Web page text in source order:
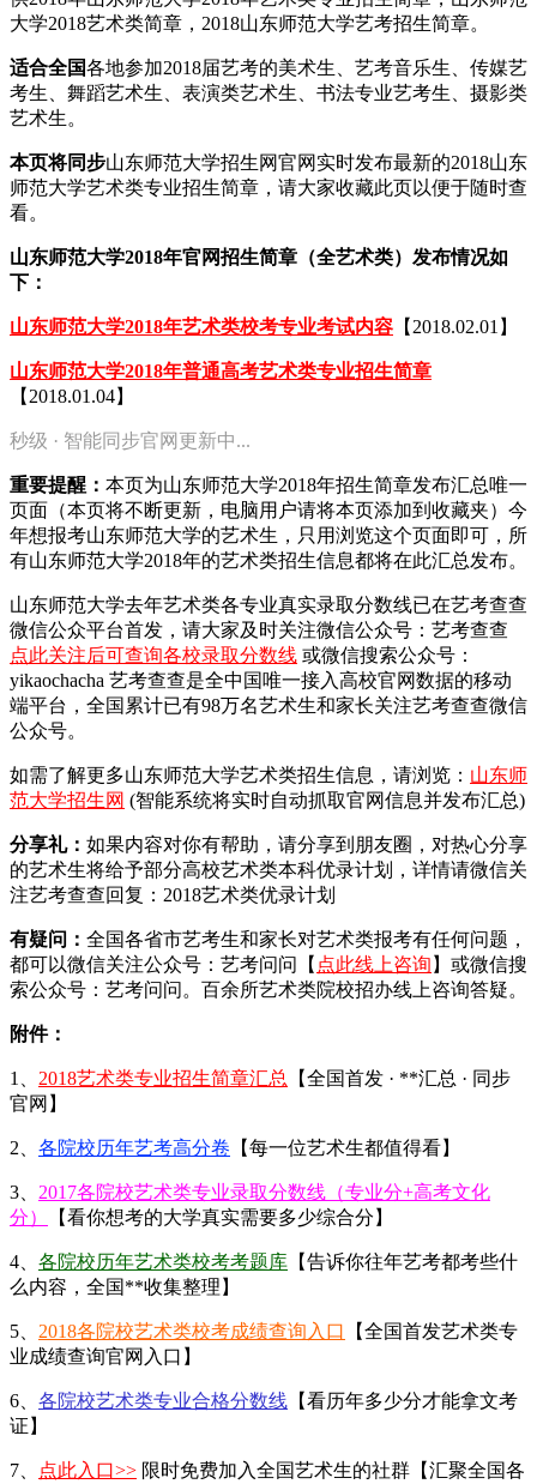
大学2018艺术类简章，2018山东师范大学艺考招生简章。
适合全国各地参加2018届艺考的美术生、艺考音乐生、传媒艺
考生、舞蹈艺术生、表演类艺术生、书法专业艺考生、摄影类
艺术生。
本页将同步山东师范大学招生网官网实时发布最新的2018山东
师范大学艺术类专业招生简章，请大家收藏此页以便于随时查
看。
山东师范大学2018年官网招生简章（全艺术类）发布情况如
下：
山东师范大学2018年艺术类校考专业考试内容 【2018.02.01】
山东师范大学2018年普通高考艺术类专业招生简章
【2018.01.04】
秒级 · 智能同步官网更新中...
重要提醒： 本页为山东师范大学2018年招生简章发布汇总唯一
页面（本页将不断更新，电脑用户请将本页添加到收藏夹）今
年想报考山东师范大学的艺术生，只用浏览这个页面即可，所
有山东师范大学2018年的艺术类招生信息都将在此汇总发布。
山东师范大学去年艺术类各专业真实录取分数线已在艺考查查
微信公众平台首发， 请大家及时关注微信公众号：艺考查查
点此关注后可查询各校录取分数线 或微信搜索公众号：
yikaochacha 艺考查查是全中国唯一接入高校官网数据的移动
端平台，全国累计已有98万名艺术生和家长关注艺考查查微信
公众号。
如需了解更多山东师范大学艺术类招生信息，请浏览： 山东师
范大学招生网 (智能系统将实时自动抓取官网信息并发布汇总)
分享礼： 如果内容对你有帮助，请分享到朋友圈，对热心分享
的艺术生将给予部分高校艺术类本科优录计划，详情请微信关
注艺考查查回复：2018艺术类优录计划
有疑问： 全国各省市艺考生和家长对艺术类报考有任何问题，
都可以微信关注公众号：艺考问问【 点此线上咨询 】或微信搜
索公众号：艺考问问。百余所艺术类院校招办线上咨询答疑。
附件：
1、 2018艺术类专业招生简章汇总
【全国首发 · **汇总 · 同步
官网】
2、 各院校历年艺考高分卷 【每一位艺术生都值得看】
3、 2017各院校艺术类专业录取分数线（专业分+高考文化
分）
【看你想考的大学真实需要多少综合分】
4、 各院校历年艺术类校考考题库 【告诉你往年艺考都考些什
么内容，全国**收集整理】
5、 2018各院校艺术类校考成绩查询入口
【全国首发艺术类专
业成绩查询官网入口】
6、 各院校艺术类专业合格分数线 【看历年多少分才能拿文考
证】
7、 点此入口>> 限时免费加入全国艺术生的社群【汇聚全国各